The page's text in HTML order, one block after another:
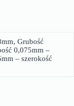
Grubość
0,075mm –
– szerokość